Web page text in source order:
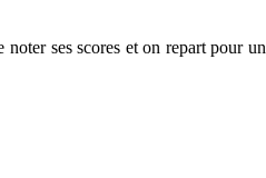
ses scores et on repart pour un